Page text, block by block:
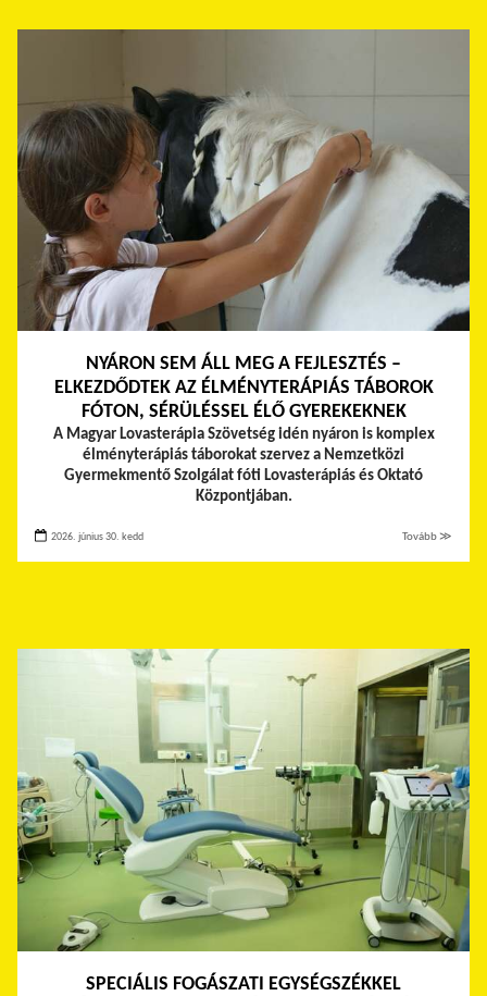
NYÁRON SEM ÁLL MEG A FEJLESZTÉS –
ELKEZDŐDTEK AZ ÉLMÉNYTERÁPIÁS TÁBOROK
FÓTON, SÉRÜLÉSSEL ÉLŐ GYEREKEKNEK
A Magyar Lovasterápia Szövetség idén nyáron is komplex
élményterápiás táborokat szervez a Nemzetközi
Gyermekmentő Szolgálat fóti Lovasterápiás és Oktató
Központjában.
2026. június 30. kedd Tovább ≫
SPECIÁLIS FOGÁSZATI EGYSÉGSZÉKKEL